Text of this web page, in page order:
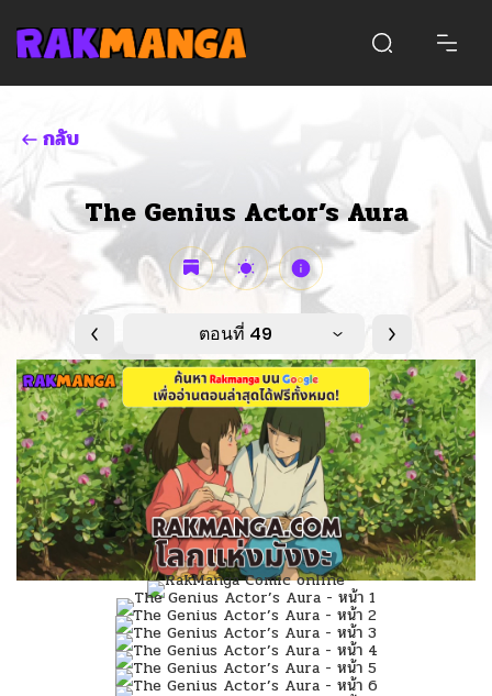
กลับ
The Genius Actor’s Aura
ตอนที่ 49